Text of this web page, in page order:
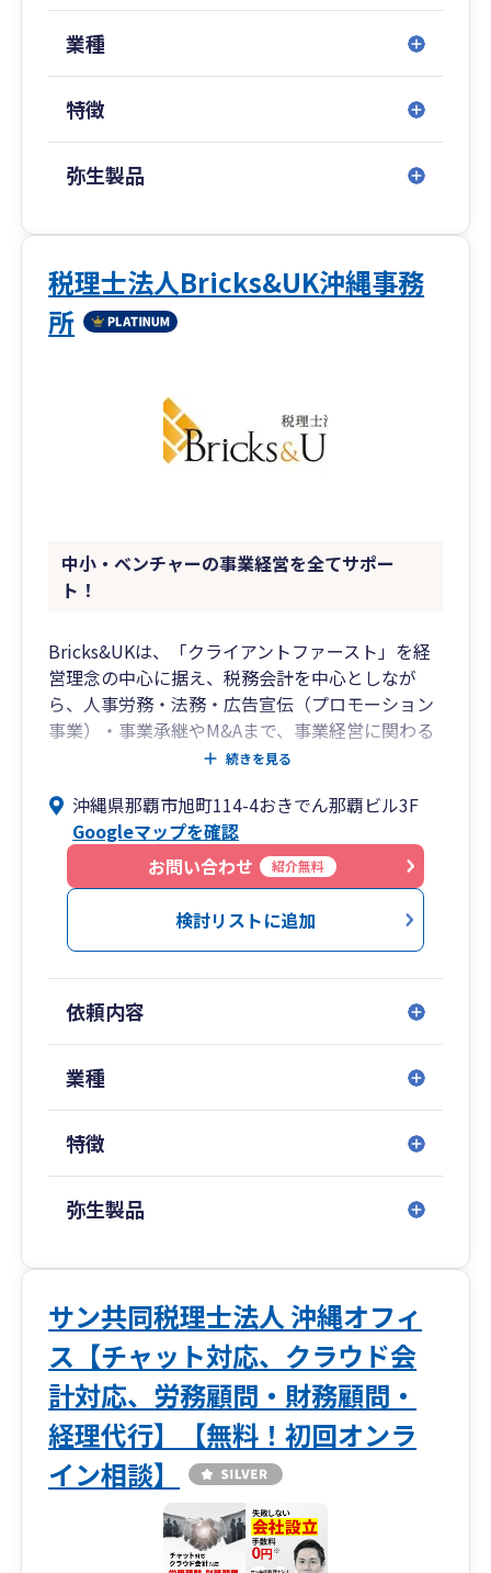
・豊富な実績
・親族内承継、M＆Aの多数実績あり
全国の事業承継問題を解決してきたノウハウがご
弊所は士業提携ネットワーク(弁護士、司法書士、
行政書士、中小企業診断士、社労士など)によりワ
ンストップサービスにより、お客様が専門家を探
業種
特徴
弥生製品
税理士法人Bricks&UK沖縄事務
所
中小・ベンチャーの事業経営を全てサポー
ト！
Bricks&UKは、「クライアントファースト」を経
営理念の中心に据え、税務会計を中心としなが
ら、人事労務・法務・広告宣伝（プロモーション
事業）・事業承継やM&Aまで、事業経営に関わる
あらゆる課題をワンストップでサポートする総合
税理士・社会保険労務士・司法書士・システムエ
ンジニア等の専門家が集うプロフェッショナル・
ファームとして、単なる会計・税務の代行業務に
とどまらず、そこから見えてくる経営課題を抽出
し、解決策をご提案しています。
スタッフの平均年齢は35歳。マーケティング理論
では500店舗以上の支援実績があります。
名古屋を拠点に東京・沖縄・四日市・大阪、そし
てタイ（バンコク）にも拠点を構え、全国のお客
続きを見る
沖縄県那覇市旭町114-4おきでん那覇ビル3F
Googleマップを確認
お問い合わせ
紹介無料
検討リストに追加
依頼内容
業種
特徴
弥生製品
サン共同税理士法人 沖縄オフィ
ス【チャット対応、クラウド会
計対応、労務顧問・財務顧問・
経理代行】【無料！初回オンラ
イン相談】